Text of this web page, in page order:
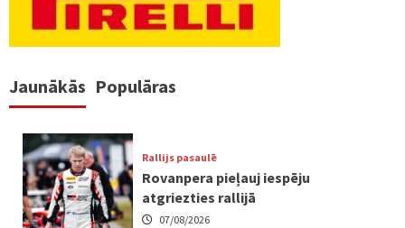
Jaunākās Populāras
Rallijs pasaulē
Rovanpera pieļauj iespēju
atgriezties rallijā
07/08/2026